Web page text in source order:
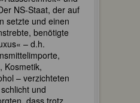
NS-Staat, der auf
setzte und einen
benötigte
– d.h.
Kosmetik,
– verzichteten
und
dass trotz